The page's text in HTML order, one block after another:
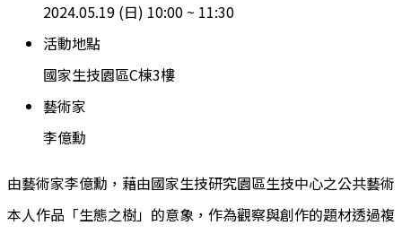
2024.05.19 (日) 10:00 ~ 11:30
活動地點
國家生技園區C棟3樓
藝術家
李億勳
由藝術家李億勳，藉由國家生技研究園區生技中心之公共藝術
本人作品「生態之樹」的意象，作為觀察與創作的題材透過複